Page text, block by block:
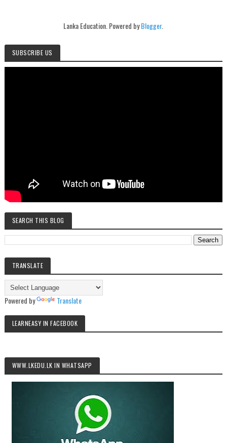
Lanka Education. Powered byBlogger.
SUBSCRIBE US
SEARCH THIS BLOG
TRANSLATE
Powered by Translate
LEARNEASY IN FACEBOOK
WWW.LKEDU.LK IN WHATSAPP